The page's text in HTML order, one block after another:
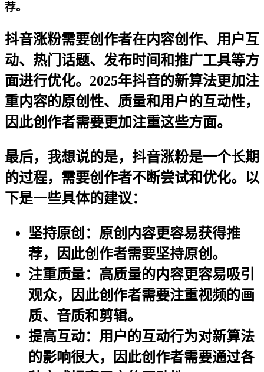
荐。
抖音涨粉需要创作者在内容创作、用户互
动、热门话题、发布时间和推广工具等方
面进行优化。2025年抖音的新算法更加注
重内容的原创性、质量和用户的互动性，
因此创作者需要更加注重这些方面。
最后，我想说的是，抖音涨粉是一个长期
的过程，需要创作者不断尝试和优化。以
下是一些具体的建议：
坚持原创 ：原创内容更容易获得推
荐，因此创作者需要坚持原创。
注重质量：高质量的内容更容易吸引
观众，因此创作者需要注重视频的画
质、音质和剪辑。
提高互动：用户的互动行为对新算法
的影响很大，因此创作者需要通过各